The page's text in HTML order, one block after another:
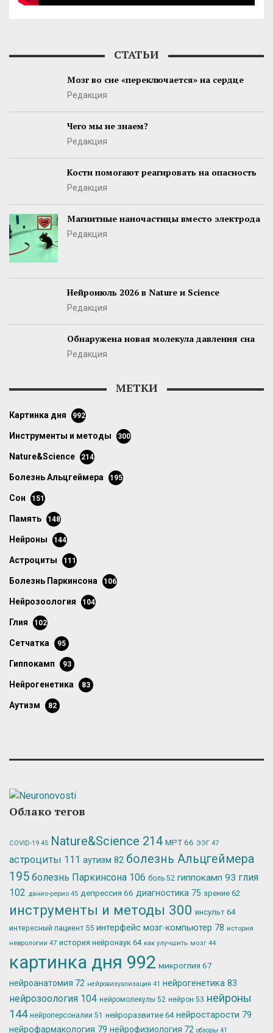
СТАТЬИ
Мозг во сне «переключается» на сердце
Редакция
Чего мы не знаем?
Редакция
Кости помогают реагировать на опасность
Редакция
Магнитные наночастицы вместо электрода
Редакция
Нейроиюль 2026 в Nature и Science
Редакция
Обнаружена новая молекула давления сна
Редакция
МЕТКИ
картинка дня 992
инструменты и методы 300
Nature&Science 214
болезнь Альцгеймера 195
сон 151
память 148
нейроны 144
астроциты 111
болезнь Паркинсона 106
нейрозоология 104
глия 102
сетчатка 95
гиппокамп 93
нейрогенетика 83
аутизм 82
Облако тегов
COVID-19 45 Nature&Science 214 МРТ66 ЭЭГ 47
астроциты 111 аутизм 82 болезнь Альцгеймера
195 болезнь Паркинсона 106 боль 52 гиппокамп 93 глия
102 данио-рерио 45 депрессия 66 диагностика 75 зрение 62
инструменты и методы 300 инсульт 64
интересный пациент 55 интерфейс мозг-компьютер 78 история
неврологии 47 история нейронаук 64 как улучшить мозг 44
картинка дня 992 микроглия 67
нейроанатомия 72 нейровизуализация 41 нейрогенетика 83
нейрозоология 104 нейромолекулы 52 нейрон 53 нейроны
144 нейроперсоналии 51 нейроразвитие 64 нейростарости 79
нейрофармакология 79 нейрофизиология 72 обзоры 41